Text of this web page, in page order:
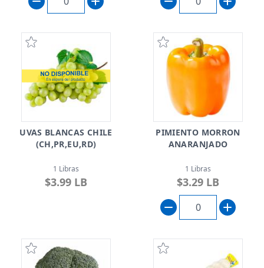
UVAS BLANCAS CHILE
(CH,PR,EU,RD)
1 Libras
$3.99 LB
PIMIENTO MORRON
ANARANJADO
1 Libras
$3.29 LB